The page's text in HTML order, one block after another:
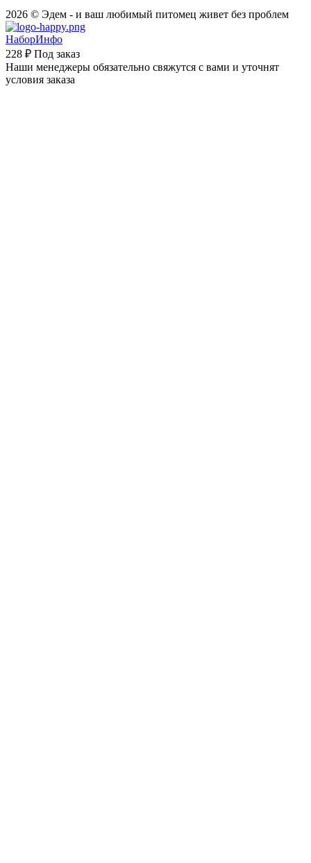
2026 © Эдем - и ваш любимый питомец живет без проблем
НаборИнфо
228 ₽ Под заказ
Наши менеджеры обязательно свяжутся с вами и уточнят
условия заказа